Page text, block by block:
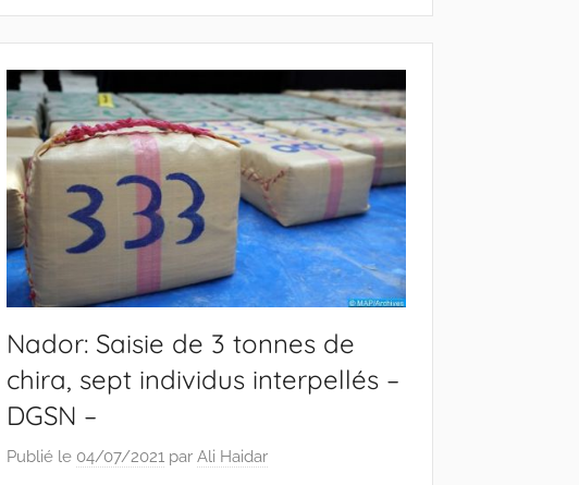
Nador: Saisie de 3 tonnes de
chira, sept individus interpellés –
DGSN –
Publié le 04/07/2021 parAli Haidar